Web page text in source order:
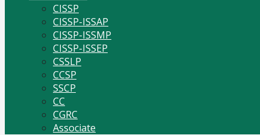
CISSP
CISSP-ISSAP
CISSP-ISSMP
CISSP-ISSEP
CSSLP
CCSP
SSCP
CC
CGRC
Associate